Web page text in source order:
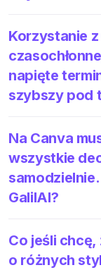
Korzystanie
napięte
szybszy pod
Na Canva
wszystkie
GalilAI?
Co jeśli
o różnych